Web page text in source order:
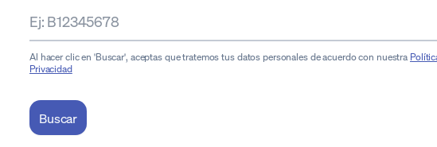
Al hacer clic en 'Buscar', aceptas que tratemos tus datos personales de acuerdo con nuestra
Privacidad
Buscar